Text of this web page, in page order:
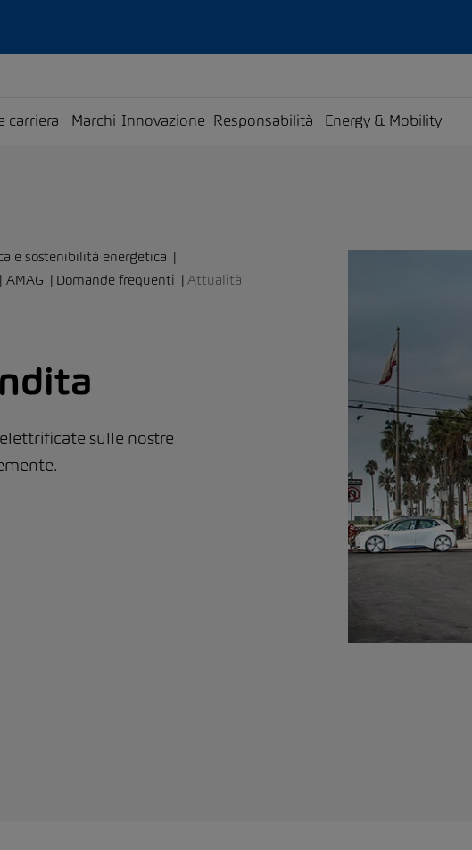
carriera Marchi Innovazione Responsabilità Energy & Mobility
e sostenibilità energetica
Domande frequenti Attualità
sulle nostre